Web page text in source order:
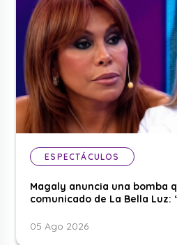
ESPECTÁCULOS
Magaly anuncia una bomba
comunicado de La Bella Luz:
05 Ago 2026